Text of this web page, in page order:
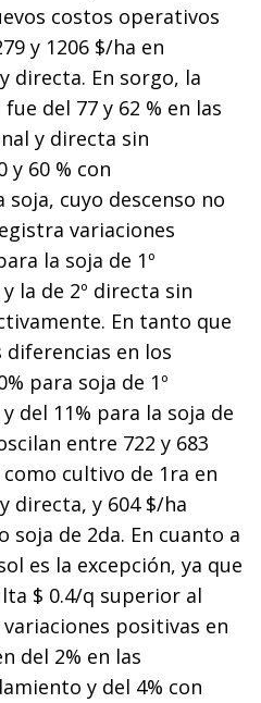
costos operativos
y 1206 $/ha en
directa. En sorgo, la
del 77 y 62 % en las
y directa sin
y 60 % con
cuyo descenso no
variaciones
la soja de 1º
la de 2º directa sin
En tanto que
en los
para soja de 1º
del 11% para la soja de
entre 722 y 683
cultivo de 1ra en
directa, y 604 $/ha
soja de 2da. En cuanto a
es la excepción, ya que
$ 0.4/q superior al
positivas en
del 2% en las
y del 4% con